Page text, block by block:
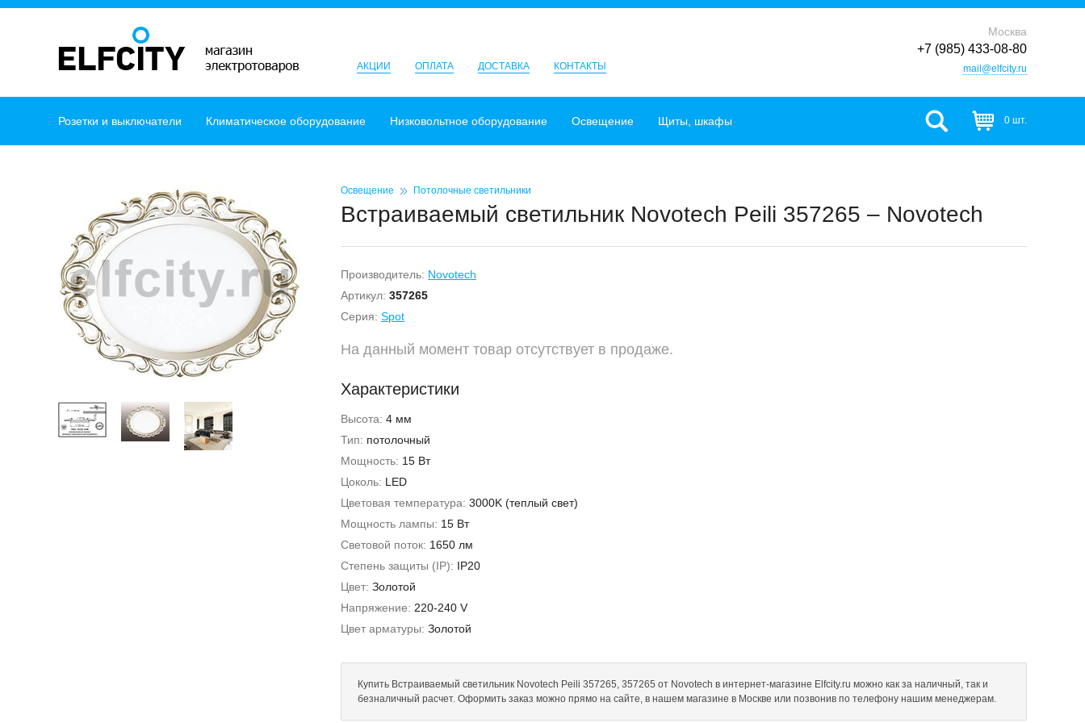
АКЦИИ ОПЛАТА ДОСТАВКА КОНТАКТЫ
Москва
+7 (985) 433-08-80
mail@elfcity.ru
Розетки и выключатели Климатическое оборудование Низковольтное оборудование Освещение Щиты, шкафы 0 шт.
Освещение Потолочные светильники
Встраиваемый светильник Novotech Peili 357265 – Novotech
Производитель: Novotech
Артикул: 357265
Серия: Spot
На данный момент товар отсутствует в продаже.
Характеристики
Высота: 4 мм
Тип: потолочный
Мощность: 15 Вт
Цоколь: LED
Цветовая температура: 3000K (теплый свет)
Мощность лампы: 15 Вт
Световой поток: 1650 лм
Степень защиты (IP): IP20
Цвет: Золотой
Напряжение: 220-240 V
Цвет арматуры: Золотой
Купить Встраиваемый светильник Novotech Peili 357265, 357265 от Novotech в интернет-магазине Elfcity.ru можно как за наличный, так и
безналичный расчет. Оформить заказ можно прямо на сайте, в нашем магазине в Москве или позвонив по телефону нашим менеджерам.